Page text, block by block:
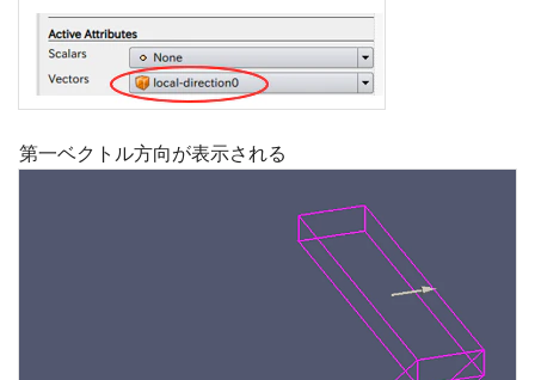
第一ベクトル方向が表示される